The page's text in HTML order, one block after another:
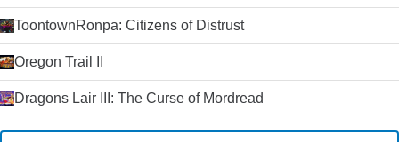
Download-Schaltfläche, um es auszuprobieren. Microsoft
erlaubt nicht mehr das Hosting seiner
Installationsprogramme. Deshalb leiten wir auf ihre
Download-Seite um.
ToontownRonpa: Citizens of Distrust
Oregon Trail II
Dragons Lair III: The Curse of Mordread